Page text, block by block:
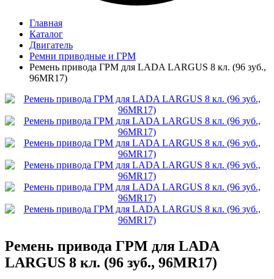
Главная
Каталог
Двигатель
Ремни приводные и ГРМ
Ремень привода ГРМ для LADA LARGUS 8 кл. (96 зуб.,
96MR17)
Ремень привода ГРМ для LADA
LARGUS 8 кл. (96 зуб., 96MR17)